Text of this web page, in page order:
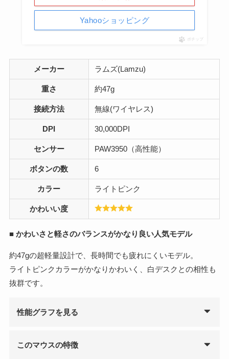
Yahooショッピング
ポチップ
メーカー ラムズ(Lamzu)
重さ 約47g
接続方法 無線(ワイヤレス)
DPI 30,000DPI
センサー PAW3950（高性能）
ボタンの数 6
カラー ライトピンク
かわいい度
■ かわいさと軽さのバランスがかなり良い人気モデル
約47gの超軽量設計で、長時間でも疲れにくいモデル。
ライトピンクカラーがかなりかわいく、白デスクとの相性も
抜群です。
性能グラフを見る
このマウスの特徴